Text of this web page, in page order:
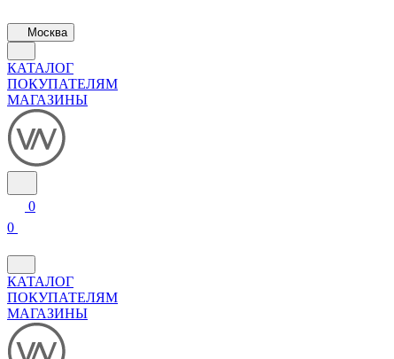
Москва
КАТАЛОГ
ПОКУПАТЕЛЯМ
МАГАЗИНЫ
0
0
КАТАЛОГ
ПОКУПАТЕЛЯМ
МАГАЗИНЫ